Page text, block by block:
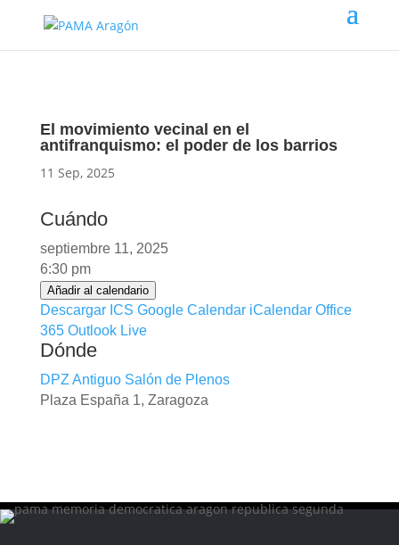
El movimiento vecinal en el
antifranquismo: el poder de los barrios
11 Sep, 2025
Cuándo
septiembre 11, 2025
6:30 pm
Añadir al calendario
Descargar ICS Google Calendar iCalendar Office
365 Outlook Live
Dónde
DPZ Antiguo Salón de Plenos
Plaza España 1, Zaragoza